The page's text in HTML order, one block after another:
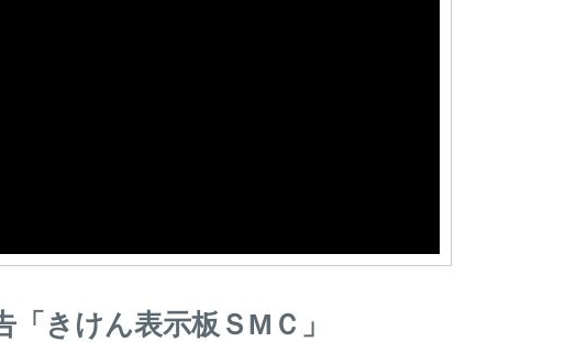
きけん表示板ＳMＣ」